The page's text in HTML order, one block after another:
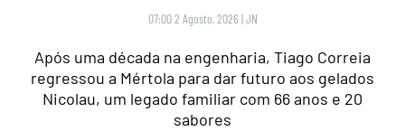
07:00 2 Agosto, 2026 |JN
Após uma década na engenharia, Tiago Correia
regressou a Mértola para dar futuro aos gelados
Nicolau, um legado familiar com 66 anos e 20
sabores